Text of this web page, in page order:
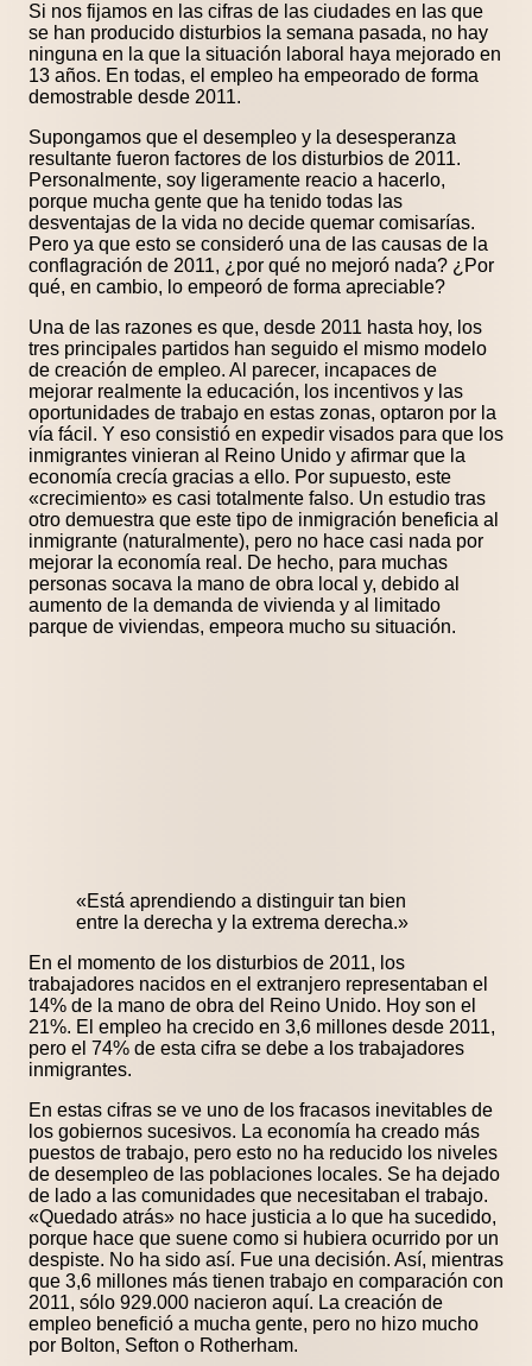
Si nos fijamos en las cifras de las ciudades en las que
se han producido disturbios la semana pasada, no hay
ninguna en la que la situación laboral haya mejorado en
13 años. En todas, el empleo ha empeorado de forma
demostrable desde 2011.
Supongamos que el desempleo y la desesperanza
resultante fueron factores de los disturbios de 2011.
Personalmente, soy ligeramente reacio a hacerlo,
porque mucha gente que ha tenido todas las
desventajas de la vida no decide quemar comisarías.
Pero ya que esto se consideró una de las causas de la
conflagración de 2011, ¿por qué no mejoró nada? ¿Por
qué, en cambio, lo empeoró de forma apreciable?
Una de las razones es que, desde 2011 hasta hoy, los
tres principales partidos han seguido el mismo modelo
de creación de empleo. Al parecer, incapaces de
mejorar realmente la educación, los incentivos y las
oportunidades de trabajo en estas zonas, optaron por la
vía fácil. Y eso consistió en expedir visados para que los
inmigrantes vinieran al Reino Unido y afirmar que la
economía crecía gracias a ello. Por supuesto, este
«crecimiento» es casi totalmente falso. Un estudio tras
otro demuestra que este tipo de inmigración beneficia al
inmigrante (naturalmente), pero no hace casi nada por
mejorar la economía real. De hecho, para muchas
personas socava la mano de obra local y, debido al
aumento de la demanda de vivienda y al limitado
parque de viviendas, empeora mucho su situación.
«Está aprendiendo a distinguir tan bien
entre la derecha y la extrema derecha.»
En el momento de los disturbios de 2011, los
trabajadores nacidos en el extranjero representaban el
14% de la mano de obra del Reino Unido. Hoy son el
21%. El empleo ha crecido en 3,6 millones desde 2011,
pero el 74% de esta cifra se debe a los trabajadores
inmigrantes.
En estas cifras se ve uno de los fracasos inevitables de
los gobiernos sucesivos. La economía ha creado más
puestos de trabajo, pero esto no ha reducido los niveles
de desempleo de las poblaciones locales. Se ha dejado
de lado a las comunidades que necesitaban el trabajo.
«Quedado atrás» no hace justicia a lo que ha sucedido,
porque hace que suene como si hubiera ocurrido por un
despiste. No ha sido así. Fue una decisión. Así, mientras
que 3,6 millones más tienen trabajo en comparación con
2011, sólo 929.000 nacieron aquí. La creación de
empleo benefició a mucha gente, pero no hizo mucho
por Bolton, Sefton o Rotherham.